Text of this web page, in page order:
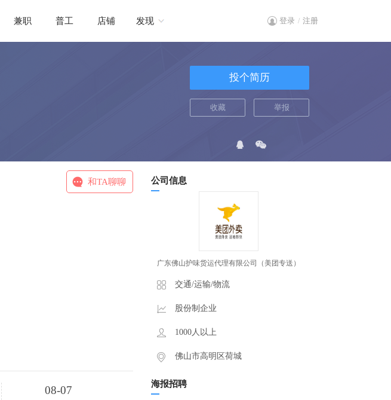
兼职 普工 店铺 发现 登录 / 注册
投个简历
收藏 举报
和TA聊聊
08-07
公司信息
广东佛山护味货运代理有限公司（美团专送）
交通/运输/物流
股份制企业
1000人以上
佛山市高明区荷城
海报招聘